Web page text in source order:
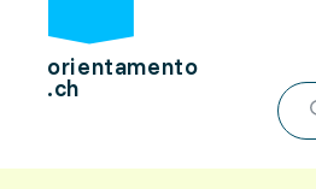
orientamento
.ch